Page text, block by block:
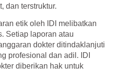
dan terstruktur.
etik oleh IDI melibatkan
Setiap laporan atau
dokter ditindaklanjuti
profesional dan adil. IDI
diberikan hak untuk